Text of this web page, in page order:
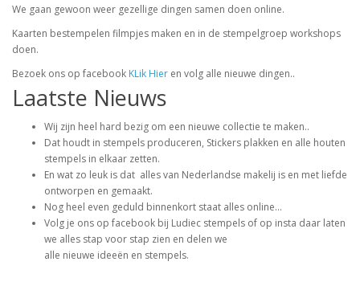
We gaan gewoon weer gezellige dingen samen doen online.
Kaarten bestempelen filmpjes maken en in de stempelgroep workshops
doen.
Bezoek ons op facebook KLik Hier en volg alle nieuwe dingen..
Laatste Nieuws
Wij zijn heel hard bezig om een nieuwe collectie te maken..
Dat houdt in stempels produceren, Stickers plakken en alle houten
stempels in elkaar zetten.
En wat zo leuk is dat alles van Nederlandse makelij is en met liefde
ontworpen en gemaakt.
Nog heel even geduld binnenkort staat alles online...
Volg je ons op facebook bij Ludiec stempels of op insta daar laten
we alles stap voor stap zien en delen we
alle nieuwe ideeën en stempels.